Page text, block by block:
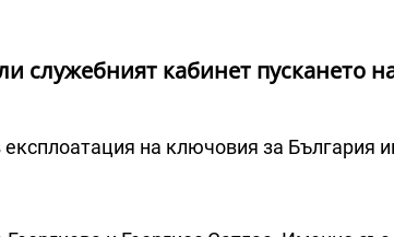
служебният кабинет пускането
експлоатация на ключовия за България